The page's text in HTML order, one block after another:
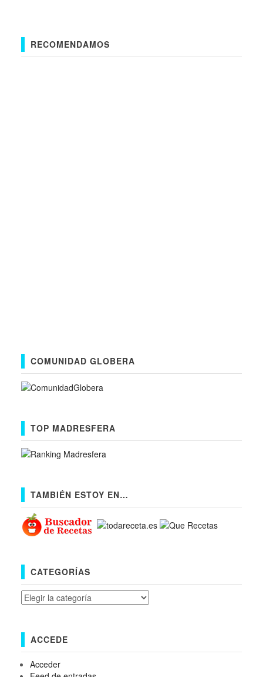
RECOMENDAMOS
COMUNIDAD GLOBERA
TOP MADRESFERA
TAMBIÉN ESTOY EN…
CATEGORÍAS
Categorías
ACCEDE
Acceder